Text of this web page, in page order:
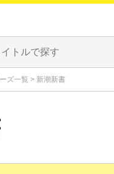
ズ一覧 > 新潮新書